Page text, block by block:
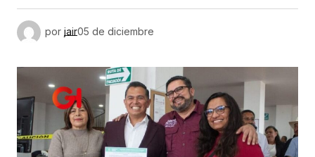
por jair05 de diciembre